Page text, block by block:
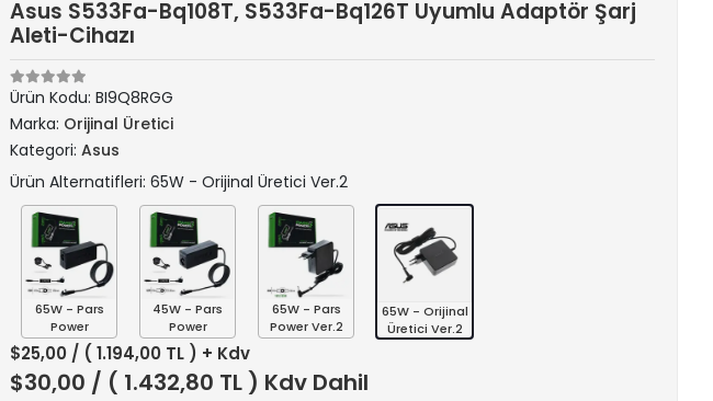
Asus S533Fa-Bq108T, S533Fa-Bq126T Uyumlu Adaptör Şarj
Aleti-Cihazı
Ürün Kodu: BI9Q8RGG
Marka: Orijinal Üretici
Kategori: Asus
Ürün Alternatifleri: 65W - Orijinal Üretici Ver.2
65W - Pars
Power
45W - Pars
Power
65W - Pars
Power Ver.2
65W - Orijinal
Üretici Ver.2
$25,00 / ( 1.194,00 TL ) + Kdv
$30,00 / ( 1.432,80 TL ) Kdv Dahil